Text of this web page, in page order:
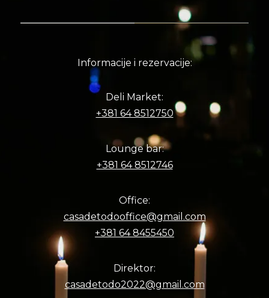
Informacije i rezervacije:
Deli Market:
+381 64 8512750
Lounge bar:
+381 64 8512746
Office:
casadetodooffice@gmail.com
+381 64 8455450
Direktor:
casadetodo2022@gmail.com